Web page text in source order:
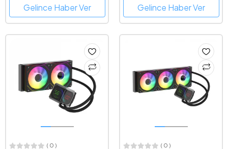
Gelince Haber Ver Gelince Haber Ver
( 0 ) ( 0 )